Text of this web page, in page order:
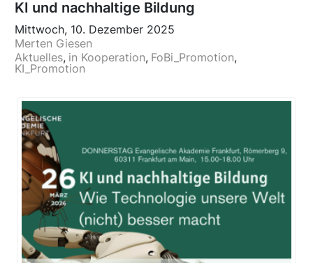
KI und nachhaltige Bildung
Mittwoch, 10. Dezember 2025
Merten Giesen
Aktuelles in Kooperation FoBi_Promotion
KI_Promotion